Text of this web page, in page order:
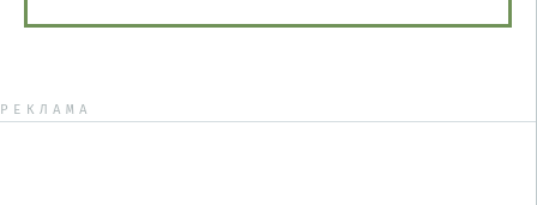
РЕКЛАМА